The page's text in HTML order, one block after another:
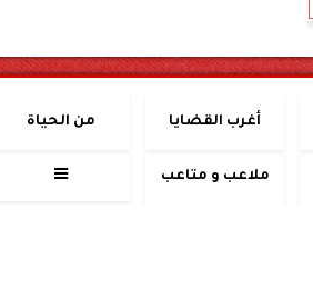
أغرب القضايا من الحياة
ملاعب و متاعب 